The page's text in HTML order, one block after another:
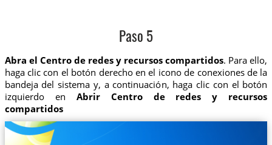
Paso 5
Abra el Centro de redes y recursos compartidos. Para ello,
haga clic con el botón derecho en el icono de conexiones de la
bandeja del sistema y, a continuación, haga clic con el botón
izquierdo en Abrir Centro de redes y recursos
compartidos